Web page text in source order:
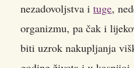
nezadovoljstva i tuge,
organizmu, pa čak i
biti uzrok nakupljanja